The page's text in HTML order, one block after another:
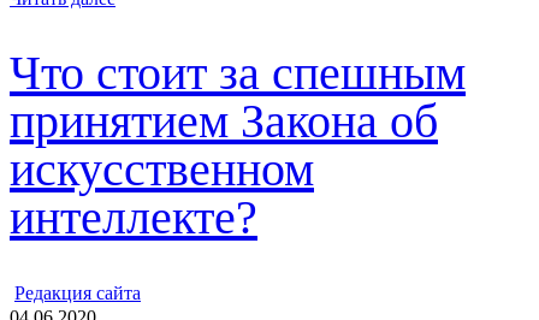
Что стоит за спешным
принятием Закона об
искусственном
интеллекте?
Редакция cайта